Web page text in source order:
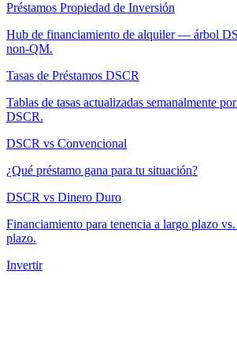
Préstamos Propiedad de Inversión
Hub de financiamiento de alquiler — árbol
non-QM.
Tasas de Préstamos DSCR
Tablas de tasas actualizadas semanalmente
DSCR.
DSCR vs Convencional
¿Qué préstamo gana para tu situación?
DSCR vs Dinero Duro
Financiamiento para tenencia a largo plazo
plazo.
Invertir